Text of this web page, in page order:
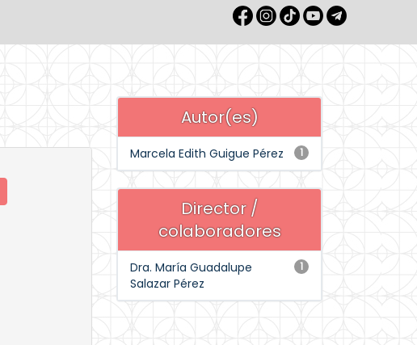
Autor(es)
1
Marcela Edith Guigue Pérez
Director /
colaboradores
1
Dra. María Guadalupe
Salazar Pérez